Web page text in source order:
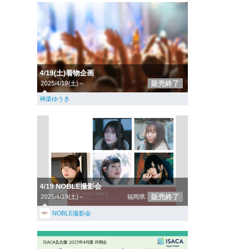
4/19(土)着物企画
2025/4/19(土)～ 販売終了
神楽ゆうき
4/19 NOBLE撮影会
2025/4/19(土)～ 福岡県 販売終了
NOBLE撮影会